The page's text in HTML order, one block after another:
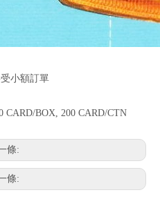
小額訂單
CARD/BOX, 200 CARD/CTN
條:
條: